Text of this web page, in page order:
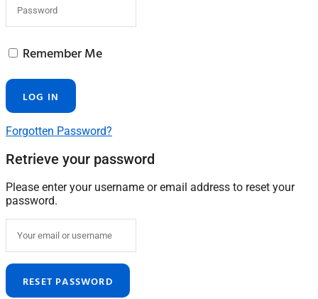
Remember Me
Forgotten Password?
Retrieve your password
Please enter your username or email address to reset your
password.